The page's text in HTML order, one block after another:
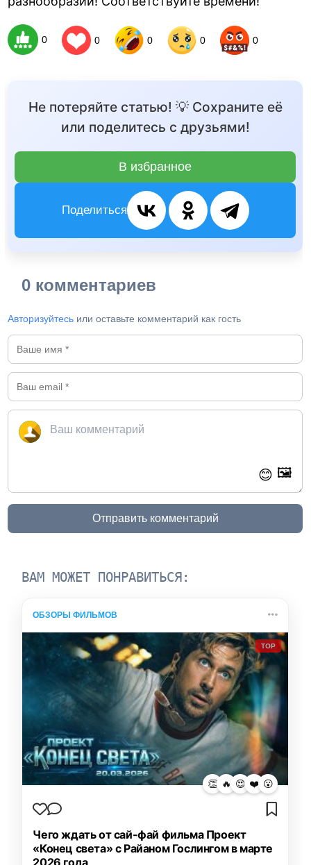
0 0 0 0 0
Не потеряйте статью! 💡 Сохраните её
или поделитесь с друзьями!
В избранное
Поделиться
0 комментариев
Авторизуйтесь или оставьте комментарий как гость
😊 🖼️
Отправить комментарий
ВАМ МОЖЕТ ПОНРАВИТЬСЯ:
ОБЗОРЫ ФИЛЬМОВ
TOP
👏 🔥 😍 ❤️ 😮
Чего ждать от сай-фай фильма Проект
«Конец света» с Райаном Гослингом в марте